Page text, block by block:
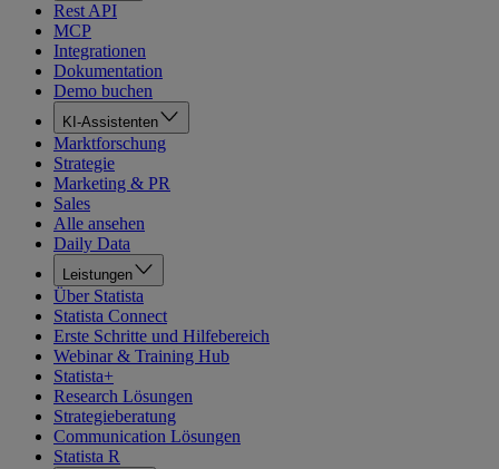
Rest API
MCP
Integrationen
Dokumentation
Demo buchen
KI-Assistenten
Marktforschung
Strategie
Marketing & PR
Sales
Alle ansehen
Daily Data
Leistungen
Über Statista
Statista Connect
Erste Schritte und Hilfebereich
Webinar & Training Hub
Statista+
Research Lösungen
Strategieberatung
Communication Lösungen
Statista R